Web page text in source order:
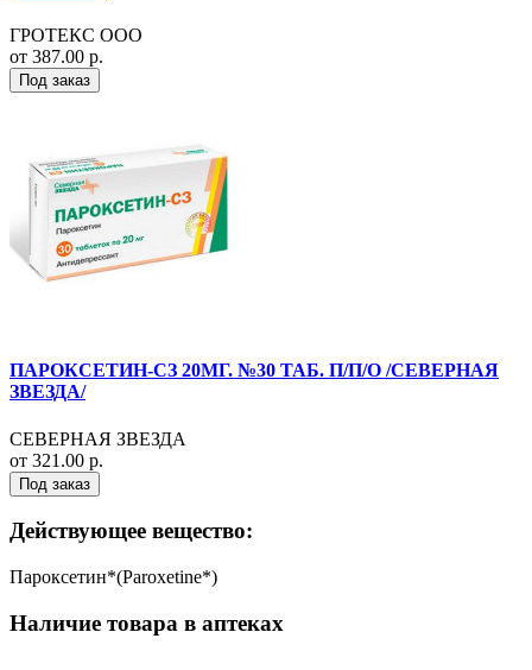
ГРОТЕКС ООО
от 387.00 р.
Под заказ
ПАРОКСЕТИН-СЗ 20МГ. №30 ТАБ. П/П/О /СЕВЕРНАЯ
ЗВЕЗДА/
СЕВЕРНАЯ ЗВЕЗДА
от 321.00 р.
Под заказ
Действующее вещество:
Пароксетин*(Paroxetine*)
Наличие товара в аптеках